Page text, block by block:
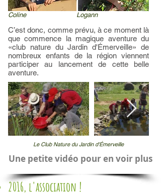
Logann
Coline
C’est donc, comme prévu, à ce moment là
que commence la magique aventure du
«club nature du Jardin d'Émerveille» de
nombreux enfants de la région viennent
participer au lancement de cette belle
aventure.
Le Club Nature du Jardin d'Émerveille
Une petite vidéo pour en voir plus
2016, l'association !